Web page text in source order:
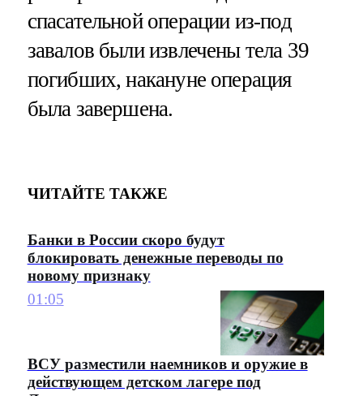
спасательной операции из-под
завалов были извлечены тела 39
погибших, накануне операция
была завершена.
ЧИТАЙТЕ ТАКЖЕ
Банки в России скоро будут
блокировать денежные переводы по
новому признаку
01:05
ВСУ разместили наемников и оружие в
действующем детском лагере под